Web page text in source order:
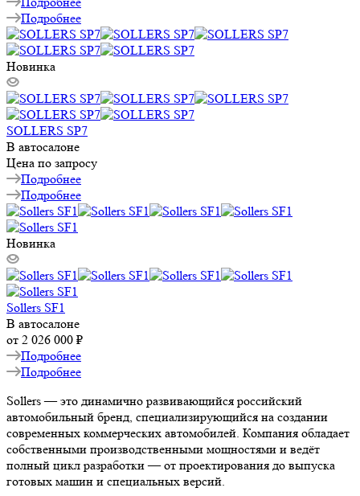
Подробнее
Новинка
SOLLERS SP7
В автосалоне
Цена по запросу
Подробнее
Подробнее
Новинка
Sollers SF1
В автосалоне
от 2 026 000 ₽
Подробнее
Подробнее
Sollers — это динамично развивающийся российский
автомобильный бренд, специализирующийся на создании
современных коммерческих автомобилей. Компания обладает
собственными производственными мощностями и ведёт
полный цикл разработки — от проектирования до выпуска
готовых машин и специальных версий.